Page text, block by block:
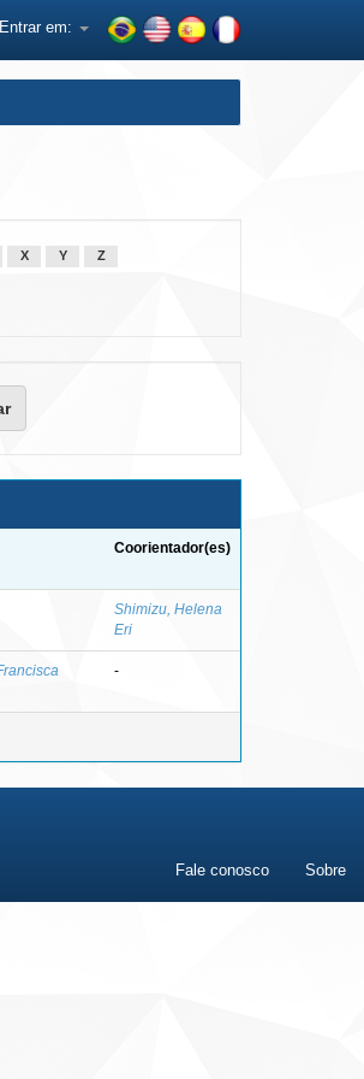
Entrar em:
X Y Z
Coorientador(es)
Shimizu, Helena
Eri
-
Fale conosco Sobre